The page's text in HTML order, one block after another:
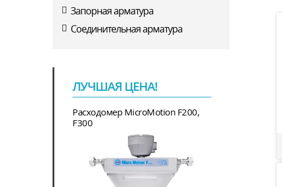
Запорная арматура
Соединительная арматура
ЛУЧШАЯ ЦЕНА!
Расходомер MicroMotion F200,
F300